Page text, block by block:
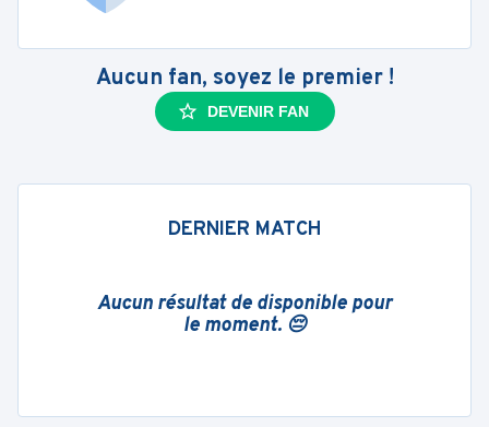
Aucun fan, soyez le premier !
DEVENIR FAN
DERNIER MATCH
Aucun résultat de disponible pour
le moment. 😔